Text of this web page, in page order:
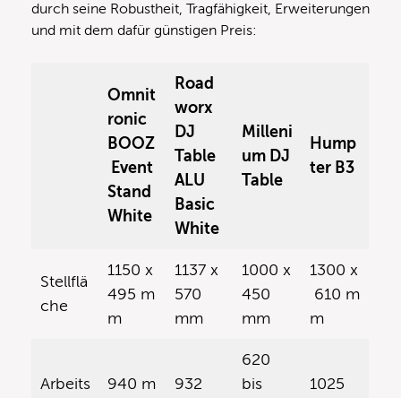
durch seine Robustheit, Tragfähigkeit, Erweiterungen
und mit dem dafür günstigen Preis:
Omnit
ronic
BOOZ
Event
Stand
White
Road
worx
DJ
Table
ALU
Basic
White
Milleni
um DJ
Table
Hump
ter B3
Stellflä
che
1150 x
495 m
m
1137 x
570
mm
1000 x
450
mm
1300 x
610 m
m
Arbeits
940 m
932
620
bis
1025